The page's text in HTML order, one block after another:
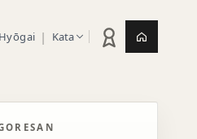
Hyōgai | Kata Statistik latihan